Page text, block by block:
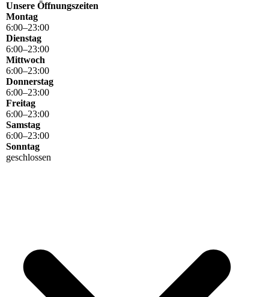
Unsere Öffnungszeiten
Montag
6:00–23:00
Dienstag
6:00–23:00
Mittwoch
6:00–23:00
Donnerstag
6:00–23:00
Freitag
6:00–23:00
Samstag
6:00–23:00
Sonntag
geschlossen